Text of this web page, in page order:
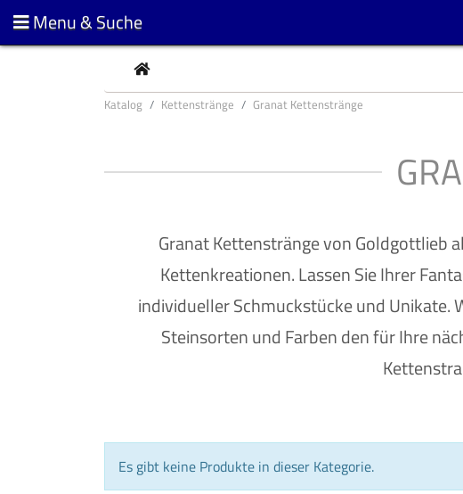
Menu & Suche
CURRENT
Katalog Kettenstränge Granat Kettenstränge
Granat Kettenstränge von Goldgottlieb
Kettenkreationen. Lassen Sie Ihrer
individueller Schmuckstücke und Unikate.
Steinsorten und Farben den für Ihre
Es gibt keine Produkte in dieser Kategorie.